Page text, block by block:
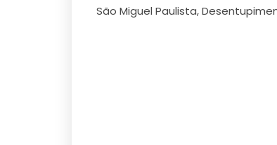
São Miguel Paulista,